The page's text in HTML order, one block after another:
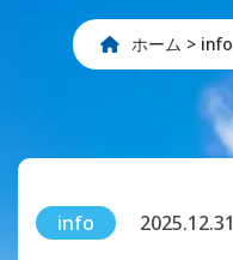
ホーム > info
info 2025.12.31